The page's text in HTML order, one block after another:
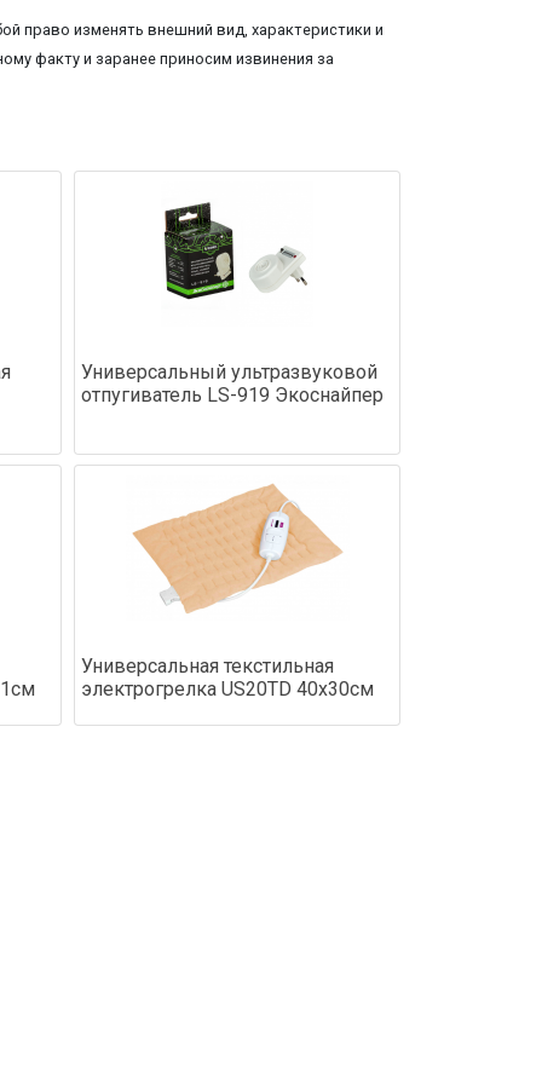
право изменять внешний вид, характеристики и
факту и заранее приносим извинения за
Универсальный ультразвуковой
отпугиватель LS-919 Экоснайпер
Универсальная текстильная
электрогрелка US20TD 40х30см